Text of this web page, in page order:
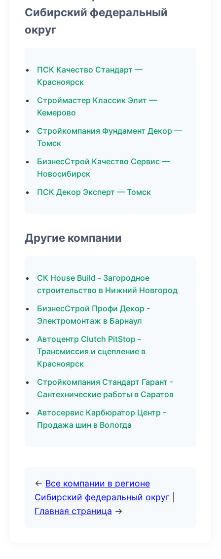
Сибирский федеральный
округ
ПСК Качество Стандарт —
Красноярск
Строймастер Классик Элит —
Кемерово
Стройкомпания Фундамент Декор —
Томск
БизнесСтрой Качество Сервис —
Новосибирск
ПСК Декор Эксперт — Томск
Другие компании
СК House Build - Загородное
строительство в Нижний Новгород
БизнесСтрой Профи Декор -
Электромонтаж в Барнаул
Автоцентр Clutch PitStop -
Трансмиссия и сцепление в
Красноярск
Стройкомпания Стандарт Гарант -
Сантехнические работы в Саратов
Автосервис Карбюратор Центр -
Продажа шин в Вологда
← Все компании в регионе
Сибирский федеральный округ
Главная страница →